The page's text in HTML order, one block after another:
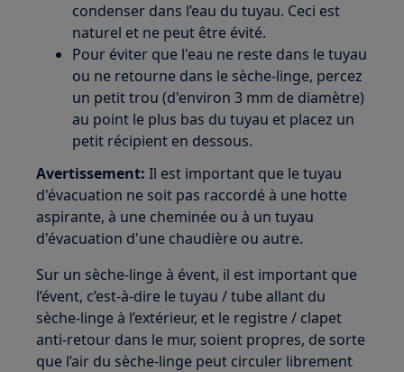
condenser dans l’eau du tuyau. Ceci est
naturel et ne peut être évité.
Pour éviter que l'eau ne reste dans le tuyau
ou ne retourne dans le sèche-linge, percez
un petit trou (d'environ 3 mm de diamètre)
au point le plus bas du tuyau et placez un
petit récipient en dessous.
Avertissement: Il est important que le tuyau
d'évacuation ne soit pas raccordé à une hotte
aspirante, à une cheminée ou à un tuyau
d'évacuation d'une chaudière ou autre.
Sur un sèche-linge à évent, il est important que
l’évent, c’est-à-dire le tuyau / tube allant du
sèche-linge à l’extérieur, et le registre / clapet
anti-retour dans le mur, soient propres, de sorte
que l’air du sèche-linge peut circuler librement